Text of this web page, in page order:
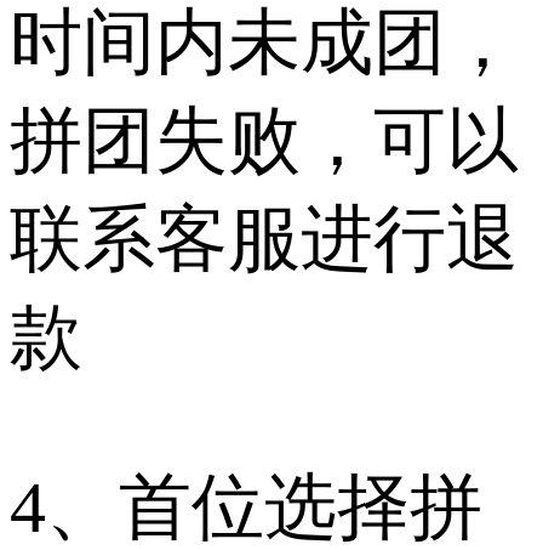
时间内未成团，
拼团失败，可以
联系客服进行退
款
4、首位选择拼